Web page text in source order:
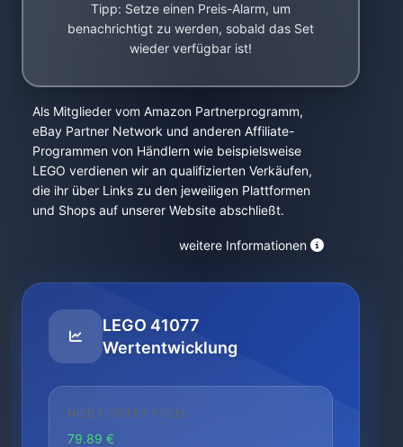
Tipp: Setze einen Preis-Alarm, um
benachrichtigt zu werden, sobald das Set
wieder verfügbar ist!
Als Mitglieder vom Amazon Partnerprogramm,
eBay Partner Network und anderen Affiliate-
Programmen von Händlern wie beispielsweise
LEGO verdienen wir an qualifizierten Verkäufen,
die ihr über Links zu den jeweiligen Plattformen
und Shops auf unserer Website abschließt.
weitere Informationen
LEGO 41077
Wertentwicklung
NIEDRIGSTER PREIS
79.89 €